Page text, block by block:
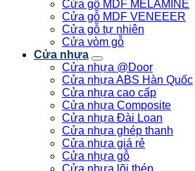
Cửa gỗ MDF MELAMINE
Cửa gỗ MDF VENEEER
Cửa gỗ tự nhiên
Cửa vòm gỗ
Cửa nhựa
Cửa nhựa @Door
Cửa nhựa ABS Hàn Quốc
Cửa nhựa cao cấp
Cửa nhựa Composite
Cửa nhựa Đài Loan
Cửa nhựa ghép thanh
Cửa nhựa giá rẻ
Cửa nhựa gỗ
Cửa nhựa lõi thép